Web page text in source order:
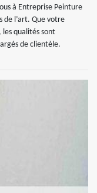
à Entreprise Peinture
de l’art. Que votre
qualités sont
de clientèle.